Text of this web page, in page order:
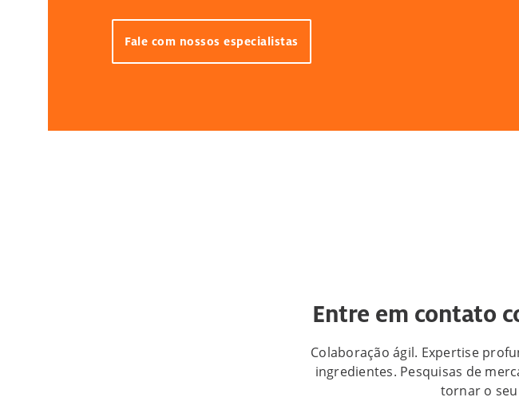
Fale com nossos especialistas
Entre em contato
Colaboração ágil. Expertise
ingredientes. Pesquisas de
tornar o